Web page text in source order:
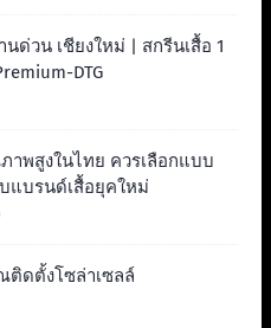
นด่วน เชียงใหม่ | สกรีนเสื้อ 1
DTG
าพสูงในไทย ควรเลือกแบบ
แบรนด์เสื้อยุคใหม่
ดตั้งโซล่าเซลล์